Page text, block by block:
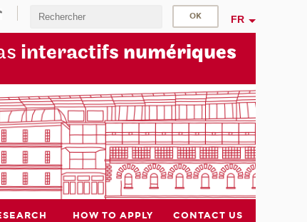
FR
interactifs numériques
HOW TO APPLY CONTACT US